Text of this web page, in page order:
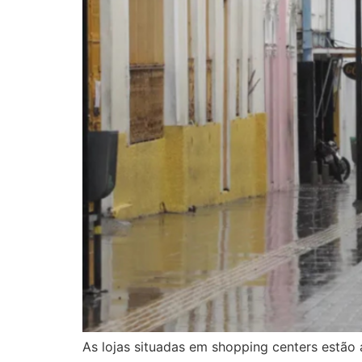
As lojas situadas em shopping centers